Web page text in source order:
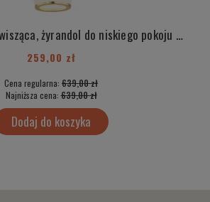
Klasyczna lampa wisząca, żyrandol do niskiego pokoju trójpłomienny złote detale ISCAR 6144
259,00 zł
Cena regularna: 639,00 zł
Najniższa cena:639,00 zł
Dodaj do koszyka